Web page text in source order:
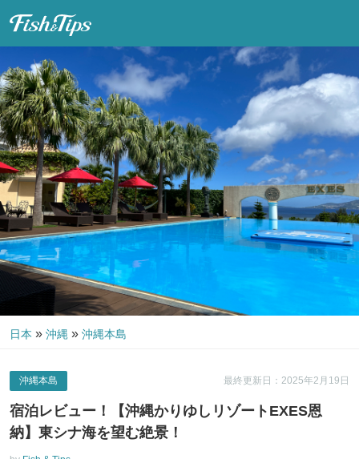
日本 » 沖縄 » 沖縄本島
最終更新日：2025年2月19日
沖縄本島
宿泊レビュー！【沖縄かりゆしリゾートEXES恩
納】東シナ海を望む絶景！